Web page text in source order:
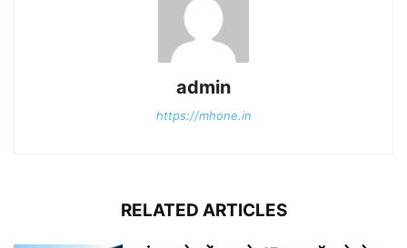
admin
https://mhone.in
RELATED ARTICLES